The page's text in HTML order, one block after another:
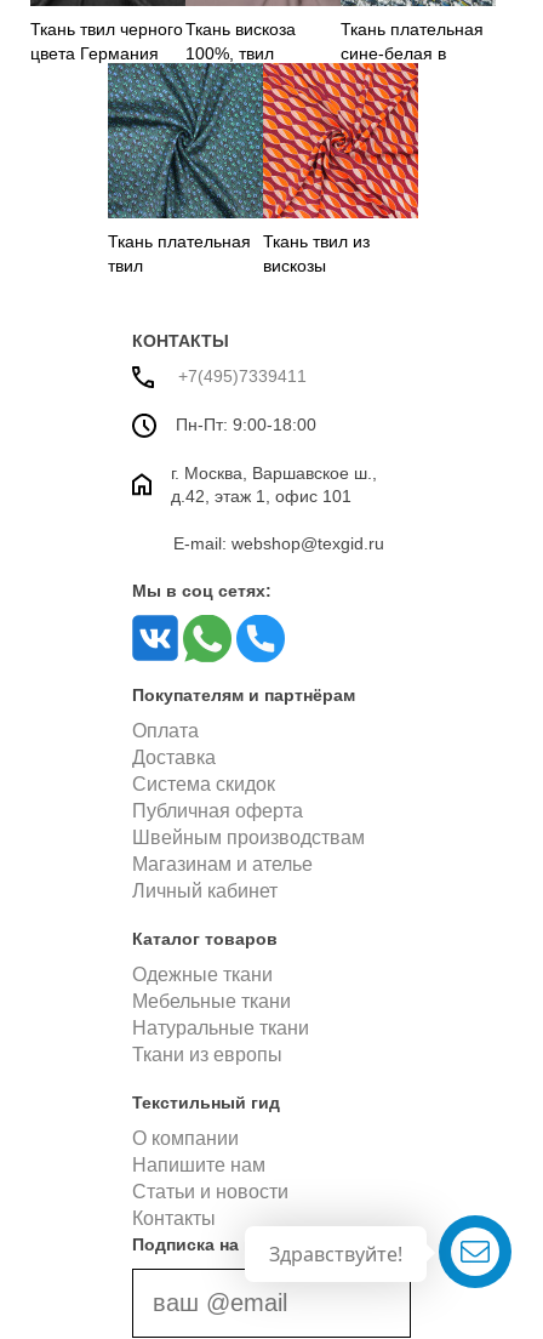
Здравствуйте!
Ткань твил черного
цвета Германия
Ткань вискоза
100%, твил
пудрового цвета
Ткань плательная
сине-белая в
клетку твил
Ткань плательная
твил
Ткань твил из
вискозы
КОНТАКТЫ
+7(495)7339411
Пн-Пт: 9:00-18:00
г. Москва, Варшавское ш.,
д.42, этаж 1, офис 101
E-mail: webshop@texgid.ru
Мы в соц сетях:
Покупателям и партнёрам
Оплата
Доставка
Система скидок
Публичная оферта
Швейным производствам
Магазинам и ателье
Личный кабинет
Каталог товаров
Одежные ткани
Мебельные ткани
Натуральные ткани
Ткани из европы
Текстильный гид
О компании
Напишите нам
Статьи и новости
Контакты
Подписка на новости